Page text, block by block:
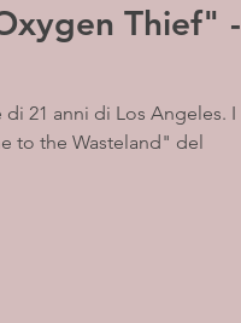
Thief" -
21 anni di Los Angeles. I
to the Wasteland" del